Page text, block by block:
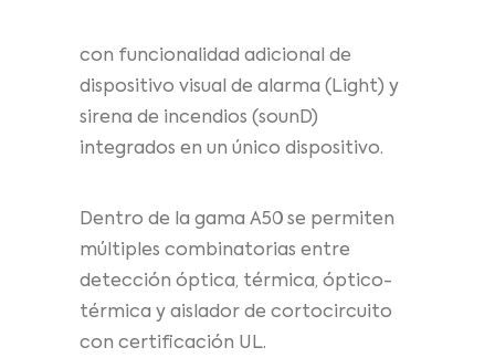
con funcionalidad adicional de
dispositivo visual de alarma (Light) y
sirena de incendios (sounD)
integrados en un único dispositivo.
Dentro de la gama A50 se permiten
múltiples combinatorias entre
detección óptica, térmica, óptico-
térmica y aislador de cortocircuito
con certificación UL.